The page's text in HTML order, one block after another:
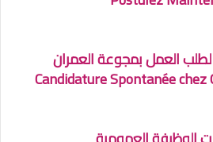
لطلب العمل بمجوعة العمران
Candidature Spontanée chez